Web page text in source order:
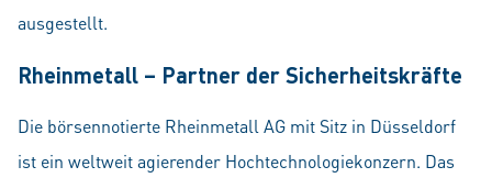
ausgestellt.
Rheinmetall – Partner der Sicherheitskräfte
Die börsennotierte Rheinmetall AG mit Sitz in Düsseldorf
ist ein weltweit agierender Hochtechnologiekonzern. Das